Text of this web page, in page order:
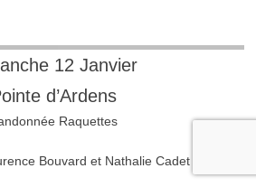
12 Janvier
d’Ardens
Raquettes
Bouvard et Nathalie Cadet